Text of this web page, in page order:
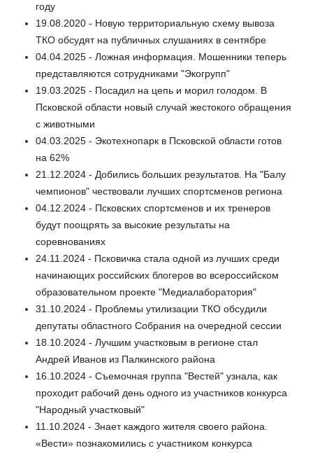
году
19.08.2020 - Новую территориальную схему вывоза
ТКО обсудят на публичных слушаниях в сентябре
04.04.2025 - Ложная информация. Мошенники теперь
представляются сотрудниками "Экогрупп"
19.03.2025 - Посадил на цепь и морил голодом. В
Псковской области новый случай жестокого обращения
с животными
04.03.2025 - Экотехнопарк в Псковской области готов
на 62%
21.12.2024 - Добились больших результатов. На "Балу
чемпионов" чествовали лучших спортсменов региона
04.12.2024 - Псковских спортсменов и их тренеров
будут поощрять за высокие результаты на
соревнованиях
24.11.2024 - Псковичка стала одной из лучших среди
начинающих российских блогеров во всероссийском
образовательном проекте "Медиалаборатория"
31.10.2024 - Проблемы утилизации ТКО обсудили
депутаты областного Собрания на очередной сессии
18.10.2024 - Лучшим участковым в регионе стал
Андрей Иванов из Палкинского района
16.10.2024 - Съемочная группа "Вестей" узнала, как
проходит рабочий день одного из участников конкурса
"Народный участковый"
11.10.2024 - Знает каждого жителя своего района.
«Вести» познакомились с участником конкурса